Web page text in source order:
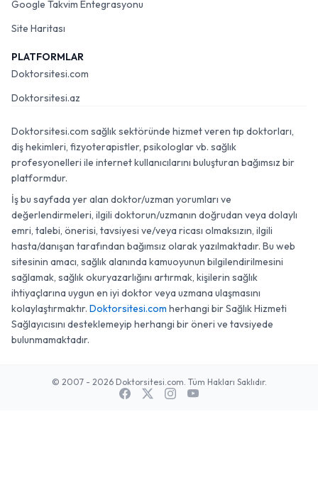
Google Takvim Entegrasyonu
Site Haritası
PLATFORMLAR
Doktorsitesi.com
Doktorsitesi.az
Doktorsitesi.com sağlık sektöründe hizmet veren tıp doktorları,
diş hekimleri, fizyoterapistler, psikologlar vb. sağlık
profesyonelleri ile internet kullanıcılarını buluşturan bağımsız bir
platformdur.
İş bu sayfada yer alan doktor/uzman yorumları ve
değerlendirmeleri, ilgili doktorun/uzmanın doğrudan veya dolaylı
emri, talebi, önerisi, tavsiyesi ve/veya ricası olmaksızın, ilgili
hasta/danışan tarafından bağımsız olarak yazılmaktadır. Bu web
sitesinin amacı, sağlık alanında kamuoyunun bilgilendirilmesini
sağlamak, sağlık okuryazarlığını artırmak, kişilerin sağlık
ihtiyaçlarına uygun en iyi doktor veya uzmana ulaşmasını
kolaylaştırmaktır. Doktorsitesi.com herhangi bir Sağlık Hizmeti
Sağlayıcısını desteklemeyip herhangi bir öneri ve tavsiyede
bulunmamaktadır.
© 2007 - 2026 Doktorsitesi.com. Tüm Hakları Saklıdır.